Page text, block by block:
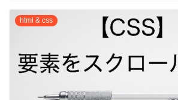
html & css